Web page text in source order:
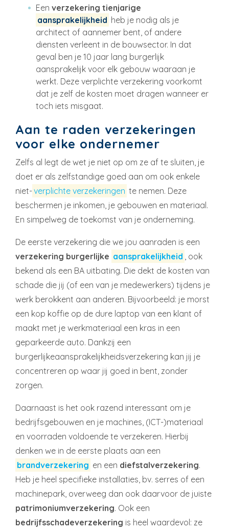
Een verzekering tienjarige
aansprakelijkheid heb je nodig als je
architect of aannemer bent, of andere
diensten verleent in de bouwsector. In dat
geval ben je 10 jaar lang burgerlijk
aansprakelijk voor elk gebouw waaraan je
werkt. Deze verplichte verzekering voorkomt
dat je zelf de kosten moet dragen wanneer er
toch iets misgaat.
Aan te raden verzekeringen
voor elke ondernemer
Zelfs al legt de wet je niet op om ze af te sluiten, je
doet er als zelfstandige goed aan om ook enkele
niet-verplichte verzekeringen te nemen. Deze
beschermen je inkomen, je gebouwen en materiaal.
En simpelweg de toekomst van je onderneming.
De eerste verzekering die we jou aanraden is een
verzekering burgerlijke aansprakelijkheid , ook
bekend als een BA uitbating. Die dekt de kosten van
schade die jij (of een van je medewerkers) tijdens je
werk berokkent aan anderen. Bijvoorbeeld: je morst
een kop koffie op de dure laptop van een klant of
maakt met je werkmateriaal een kras in een
geparkeerde auto. Dankzij een
burgerlijkeaansprakelijkheidsverzekering kan jij je
concentreren op waar jij goed in bent, zonder
zorgen.
Daarnaast is het ook razend interessant om je
bedrijfsgebouwen en je machines, (ICT-)materiaal
en voorraden voldoende te verzekeren. Hierbij
denken we in de eerste plaats aan een
brandverzekering en een diefstalverzekering.
Heb je heel specifieke installaties, bv. serres of een
machinepark, overweeg dan ook daarvoor de juiste
patrimoniumverzekering. Ook een
bedrijfsschadeverzekering is heel waardevol: ze